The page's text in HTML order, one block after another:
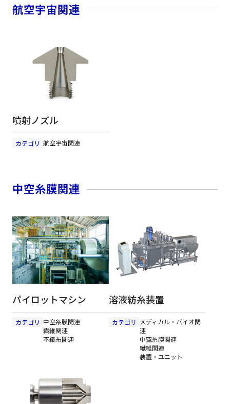
航空宇宙関連
噴射ノズル
カテゴリ 航空宇宙関連
中空糸膜関連
パイロットマシン
カテゴリ 中空糸膜関連
繊維関連
不織布関連
溶液紡糸装置
カテゴリ
メディカル・バイオ関
連
中空糸膜関連
繊維関連
装置・ユニット